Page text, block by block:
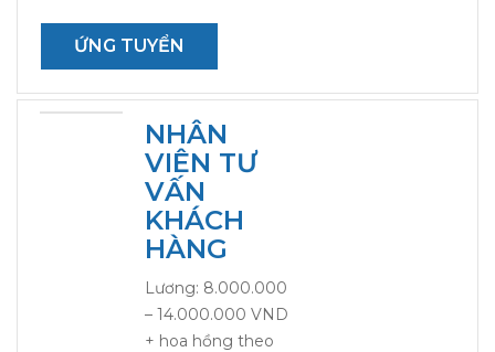
ỨNG TUYỂN
NHÂN
VIÊN TƯ
VẤN
KHÁCH
HÀNG
Lương: 8.000.000
– 14.000.000 VND
+ hoa hồng theo